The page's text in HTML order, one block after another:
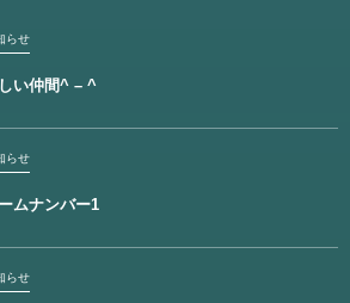
らせ
い仲間^ – ^
らせ
ムナンバー1
らせ